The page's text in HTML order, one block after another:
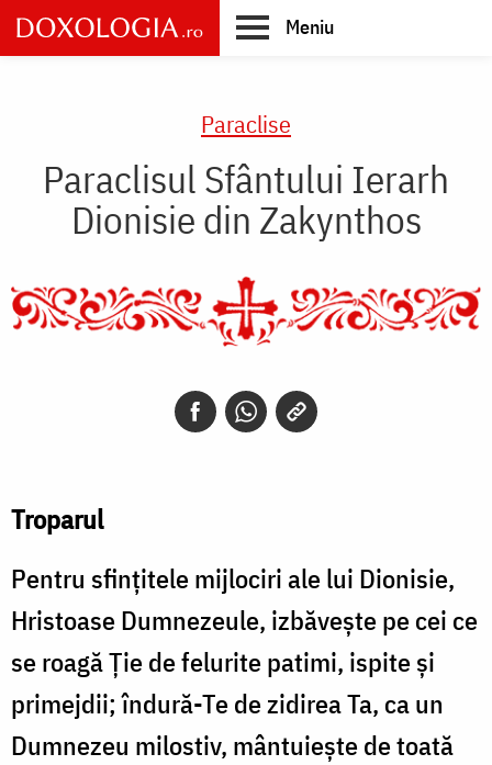
Skip
to
main
Meniu
Paraclise
Paraclisul Sfântului Ierarh
Dionisie din Zakynthos
Troparul
Pentru sfințitele mijlociri ale lui Dionisie,
Hristoase Dumnezeule, izbăvește pe cei ce
se roagă Ție de felurite patimi, ispite și
primejdii; îndură-Te de zidirea Ta, ca un
Dumnezeu milostiv, mântuiește de toată